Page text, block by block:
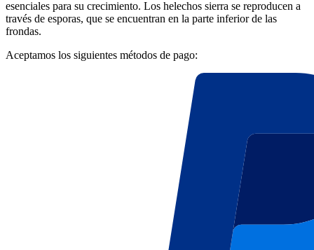
esenciales para su crecimiento. Los helechos sierra se reproducen a
través de esporas, que se encuentran en la parte inferior de las
frondas.
Aceptamos los siguientes métodos de pago: